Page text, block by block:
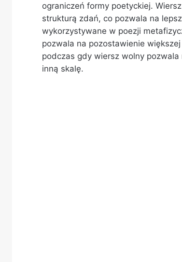
ograniczeń formy poetyckiej.
strukturą zdań, co pozwala na
wykorzystywane w poezji
pozwala na pozostawienie
podczas gdy wiersz wolny
inną skalę.